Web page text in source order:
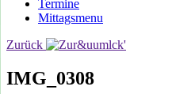
Termine
Mittagsmenu
Zurück
IMG_0308